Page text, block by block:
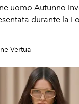
uomo Autunno
durante la
Vertua